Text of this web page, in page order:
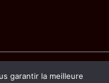
Tous droits
garantir la meilleure